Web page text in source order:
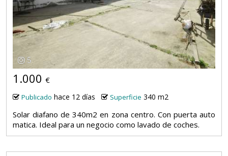
5
1.000 €
Publicado hace 12 días Superficie 340 m2
Solar diafano de 340m2 en zona centro. Con puerta auto
matica. Ideal para un negocio como lavado de coches.